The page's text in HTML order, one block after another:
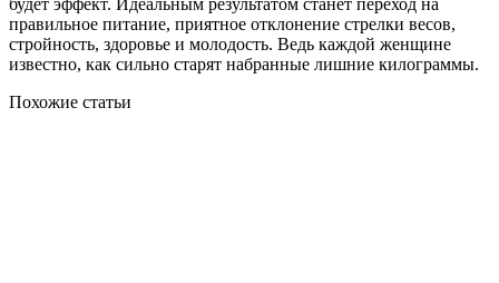
будет эффект. Идеальным результатом станет переход на
правильное питание, приятное отклонение стрелки весов,
стройность, здоровье и молодость. Ведь каждой женщине
известно, как сильно старят набранные лишние килограммы.
Похожие статьи